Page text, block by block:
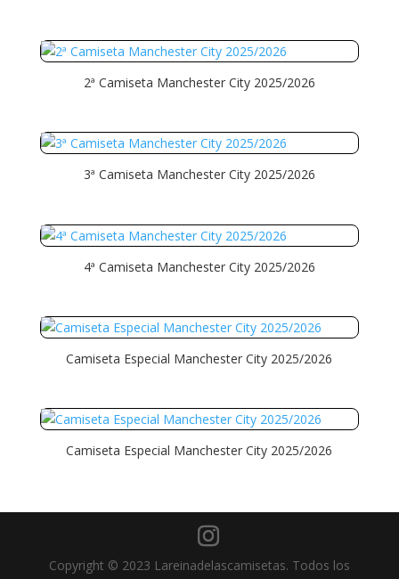
2ª Camiseta Manchester City 2025/2026
3ª Camiseta Manchester City 2025/2026
4ª Camiseta Manchester City 2025/2026
Camiseta Especial Manchester City 2025/2026
Camiseta Especial Manchester City 2025/2026
Copyright © 2023 Lareinadelascamisetas. Todos los